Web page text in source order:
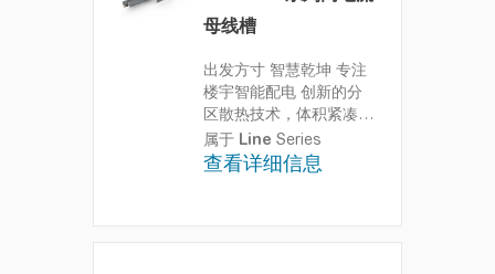
母线槽
出发方寸 智慧乾坤 专注
楼宇智能配电 创新的分
区散热技术，体积紧凑，
满足不同场景对空间优化
的需求
属于 Line Series
查看详细信息